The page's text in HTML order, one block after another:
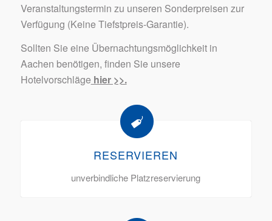
Veranstaltungstermin zu unseren Sonderpreisen zur
Verfügung (Keine Tiefstpreis-Garantie).
Sollten Sie eine Übernachtungsmöglichkeit in
Aachen benötigen, finden Sie unsere
Hotelvorschläge hier >>.
RESERVIEREN
unverbindliche Platzreservierung